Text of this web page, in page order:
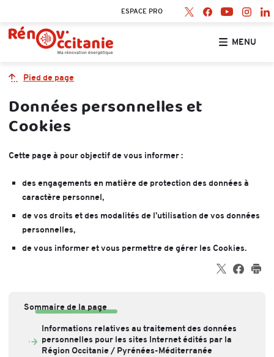
ESPACE PRO Retrouvez nous sur X
- Nouvelle fenêtre
Retrouvez nous
- Nouvelle
Retrouvez
- -
Accueil Rénov’Occitanie
MENU
Pied de page
Données personnelles et
Cookies
Cette page à pour objectif de vous informer :
des engagements en matière de protection des données à
caractère personnel,
de vos droits et des modalités de l’utilisation de vos données
personnelles,
de vous informer et vous permettre de gérer les Cookies.
Partager sur
- Nouvelle
-
Sommaire de la page
Informations relatives au traitement des données
personnelles pour les sites Internet édités par la
Région Occitanie / Pyrénées-Méditerranée